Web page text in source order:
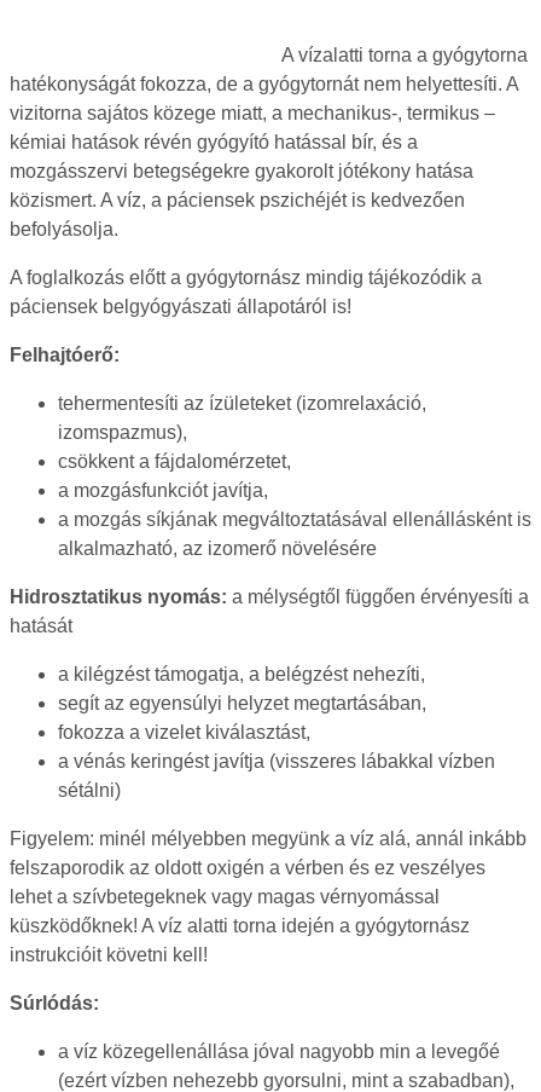
A vízalatti torna a gyógytorna
hatékonyságát fokozza, de a gyógytornát nem helyettesíti. A
vizitorna sajátos közege miatt, a mechanikus-, termikus –
kémiai hatások révén gyógyító hatással bír, és a
mozgásszervi betegségekre gyakorolt jótékony hatása
közismert. A víz, a páciensek pszichéjét is kedvezően
befolyásolja.
A foglalkozás előtt a gyógytornász mindig tájékozódik a
páciensek belgyógyászati állapotáról is!
Felhajtóerő:
tehermentesíti az ízületeket (izomrelaxáció,
izomspazmus),
csökkent a fájdalomérzetet,
a mozgásfunkciót javítja,
a mozgás síkjának megváltoztatásával ellenállásként is
alkalmazható, az izomerő növelésére
Hidrosztatikus nyomás: a mélységtől függően érvényesíti a
hatását
a kilégzést támogatja, a belégzést nehezíti,
segít az egyensúlyi helyzet megtartásában,
fokozza a vizelet kiválasztást,
a vénás keringést javítja (visszeres lábakkal vízben
sétálni)
Figyelem: minél mélyebben megyünk a víz alá, annál inkább
felszaporodik az oldott oxigén a vérben és ez veszélyes
lehet a szívbetegeknek vagy magas vérnyomással
küszködőknek! A víz alatti torna idején a gyógytornász
instrukcióit követni kell!
Súrlódás:
a víz közegellenállása jóval nagyobb min a levegőé
(ezért vízben nehezebb gyorsulni, mint a szabadban),